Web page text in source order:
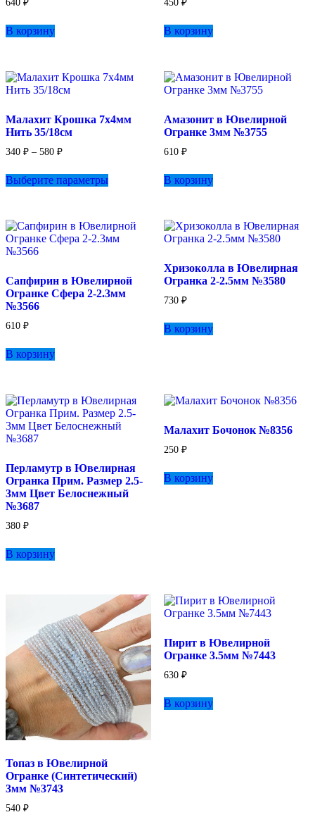
640 ₽
В корзину
450 ₽
В корзину
Малахит Крошка 7х4мм
Нить 35/18см
340 ₽ – 580 ₽Диапазон
340 ₽
–
Выберите параметры
Опции
можно
странице
товара.
Амазонит в Ювелирной
Огранке 3мм №3755
610 ₽
В корзину
Сапфирин в Ювелирной
Огранке Сфера 2-2.3мм
№3566
610 ₽
В корзину
Хризоколла в Ювелирная
Огранка 2-2.5мм №3580
730 ₽
В корзину
Перламутр в Ювелирная
Огранка Прим. Размер 2.5-
3мм Цвет Белоснежный
№3687
380 ₽
В корзину
Малахит Бочонок №8356
250 ₽
В корзину
Топаз в Ювелирной
Огранке (Синтетический)
3мм №3743
540 ₽
Пирит в Ювелирной
Огранке 3.5мм №7443
630 ₽
В корзину